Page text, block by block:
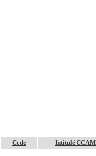
Code Intitulé CCAM